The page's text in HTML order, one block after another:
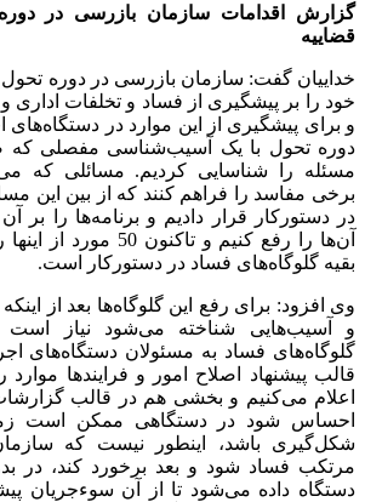
گزارش اقدامات سازمان بازرسی در
قضاییه
خداییان گفت: سازمان بازرسی در دوره تحول
خود را بر پیشگیری از فساد و تخلفات
و برای پیشگیری از این موارد در دستگاه‌های
مسئله را شناسایی کردیم. مسائلی که
در دستورکار قرار دادیم و برنامه‌ها را بر
آن‌ها را رفع کنیم و
بقیه گلوگاه‌های فساد در دستورکار است.
وی افزود: برای رفع این گلوگاه‌ها بعد از
و آسیب‌هایی شناخته می‌شود نیاز است
گلوگاه‌های فساد به مسئولان دستگاه‌های
قالب پیشنهاد اصلاح امور و فرایند‌ها موارد
اعلام می‌کنیم و بخشی هم در قالب
احساس شود در دستگاهی ممکن است
شکل‌گیری باشد، اینطور نیست که
مرتکب فساد شود و بعد برخورد کند، در
دستگاه داده می‌شود تا از آن سوءجریان